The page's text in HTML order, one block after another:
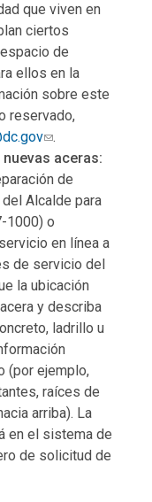
que viven en
ciertos
de
ellos en la
sobre este
reservado,
.
aceras:
de
Alcalde para
1000) o
en línea a
de servicio del
la ubicación
y describa
ladrillo u
(por ejemplo,
raíces de
arriba). La
en el sistema de
de solicitud de